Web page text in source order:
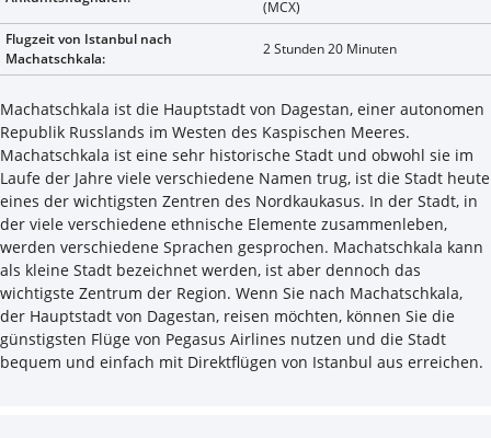
(MCX)
Flugzeit von Istanbul nach
Machatschkala:
2 Stunden 20 Minuten
Machatschkala ist die Hauptstadt von Dagestan, einer autonomen
Republik Russlands im Westen des Kaspischen Meeres.
Machatschkala ist eine sehr historische Stadt und obwohl sie im
Laufe der Jahre viele verschiedene Namen trug, ist die Stadt heute
eines der wichtigsten Zentren des Nordkaukasus. In der Stadt, in
der viele verschiedene ethnische Elemente zusammenleben,
werden verschiedene Sprachen gesprochen. Machatschkala kann
als kleine Stadt bezeichnet werden, ist aber dennoch das
wichtigste Zentrum der Region. Wenn Sie nach Machatschkala,
der Hauptstadt von Dagestan, reisen möchten, können Sie die
günstigsten Flüge von Pegasus Airlines nutzen und die Stadt
bequem und einfach mit Direktflügen von Istanbul aus erreichen.